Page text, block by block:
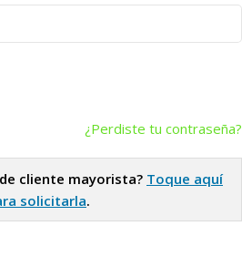
¿Perdiste tu contraseña?
cliente mayorista? Toque aquí
solicitarla.